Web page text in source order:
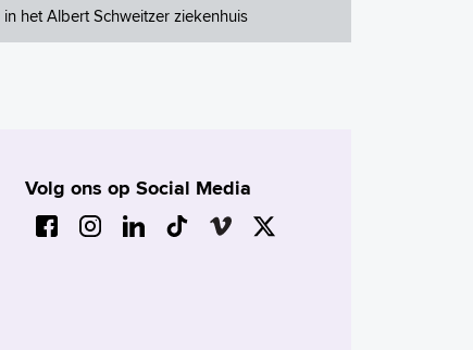
het Albert Schweitzer ziekenhuis
Volg ons op Social Media